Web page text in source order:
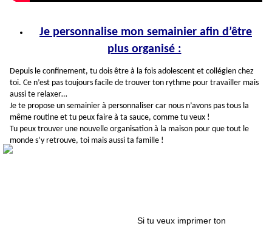
Je personnalise mon semainier afin d’être
plus organisé :
Depuis le confinement, tu dois être à la fois adolescent et collégien chez
toi. Ce n’est pas toujours facile de trouver ton rythme pour travailler mais
aussi te relaxer…
Je te propose un semainier à personnaliser car nous n’avons pas tous la
même routine et tu peux faire à ta sauce, comme tu veux !
Tu peux trouver une nouvelle organisation à la maison pour que tout le
monde s’y retrouve, toi mais aussi ta famille !
Si tu veux imprimer ton